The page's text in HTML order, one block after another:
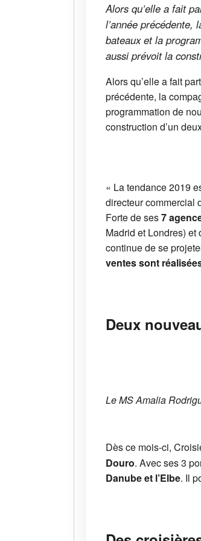
Alors qu’elle a fait
l’année précédente,
bateaux et la
aussi prévoit la
Alors qu’elle a fait
précédente, la
programmation de
construction d’un
« La tendance 2019
directeur commercial
Forte de ses7
Madrid et Londres) et
continue de se
ventes sont
Deux
Le MS Amalia
Dès ce mois-ci,
Douro. Avec ses 3
Danube et l’Elbe. Il